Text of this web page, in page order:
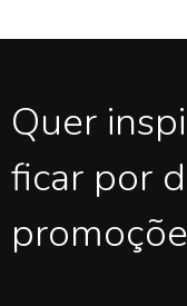
Quer
ficar por